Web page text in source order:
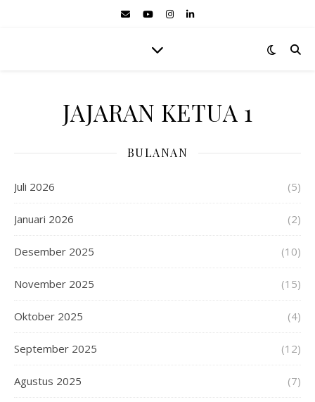
JAJARAN KETUA 1
BULANAN
Juli 2026 (5)
Januari 2026 (2)
Desember 2025 (10)
November 2025 (15)
Oktober 2025 (4)
September 2025 (12)
Agustus 2025 (7)